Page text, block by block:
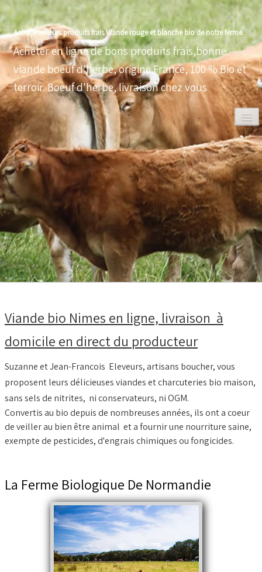
Achat meilleurs produits frais Viande rouge et blanche bio de notre ferme.
Acheter en ligne de bons produits frais,bonne
viande boeuf d'herbe, origine France, 100 % Bio et
terroir. Boeuf d'herbe, livraison chez vous
0
ACCUEIL
VOLAILLES BIO
BOEUF D'HERBE BIO
VEAU BIO
PORC BIO
AGNEAU BIO
MOUTON BIO
NOS COLIS VIANDE
CUISSON RAPIDE▼
TRIPERIE
CHARCUTERIE BIO
BOUILLONS D'OS et OS BIO
Comment commander
Viande bio Nimes en ligne, livraison à
domicile en direct du producteur
Suzanne et Jean-Francois Eleveurs, artisans boucher, vous
proposent leurs délicieuses viandes et charcuteries bio maison,
sans sels de nitrites, ni conservateurs, ni OGM.
Convertis au bio depuis de nombreuses années, ils ont a coeur
de veiller au bien être animal et a fournir une nourriture saine,
exempte de pesticides, d'engrais chimiques ou fongicides.
La Ferme Biologique De Normandie